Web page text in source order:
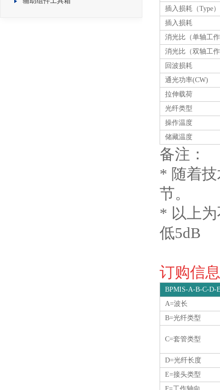
插入损耗（Type）
插入损耗
消光比（单轴工
消光比（双轴工
回波损耗
通光功率(CW)
拉伸载荷
光纤类型
操作温度
储藏温度
备注：
* 随着
节。
* 以上
低5dB
订购信
BPMIS-A-B-C-D-
A=波长
B=光纤类型
C=套管类型
D=光纤长度
E=接头类型